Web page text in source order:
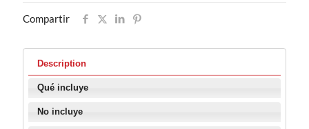
Compartir
Description
Qué incluye
No incluye